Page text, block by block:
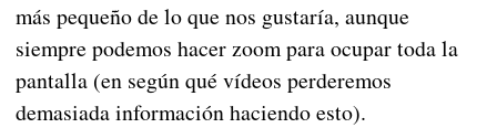
más pequeño de lo que nos gustaría, aunque
siempre podemos hacer zoom para ocupar toda la
pantalla (en según qué vídeos perderemos
demasiada información haciendo esto).